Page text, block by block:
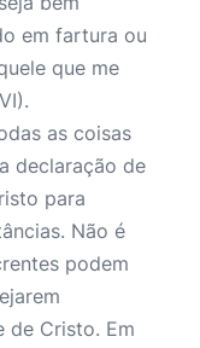
em fartura ou
que me
as coisas
declaração de
para
Não é
podem
de Cristo. Em